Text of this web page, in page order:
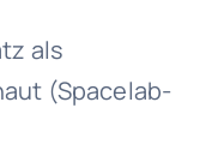
als
(Spacelab-